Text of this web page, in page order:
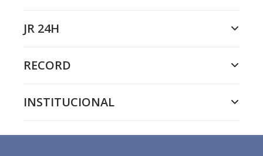
JR 24H
RECORD
INSTITUCIONAL